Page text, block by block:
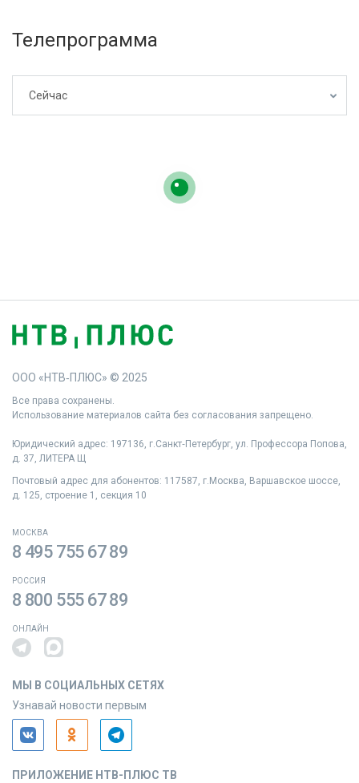
Телепрограмма
Сейчас
ООО «НТВ‑ПЛЮС» © 2025
Все права сохранены.
Использование материалов сайта без согласования запрещено.
Юридический адрес: 197136, г.Санкт‑Петербург, ул. Профессора Попова,
д. 37, ЛИТЕРА Щ
Почтовый адрес для абонентов: 117587, г.Москва, Варшавское шоссе,
д. 125, строение 1, секция 10
МОСКВА
8 495 755 67 89
РОССИЯ
8 800 555 67 89
ОНЛАЙН
МЫ В СОЦИАЛЬНЫХ СЕТЯХ
Узнавай новости первым
ПРИЛОЖЕНИЕ НТВ-ПЛЮС ТВ